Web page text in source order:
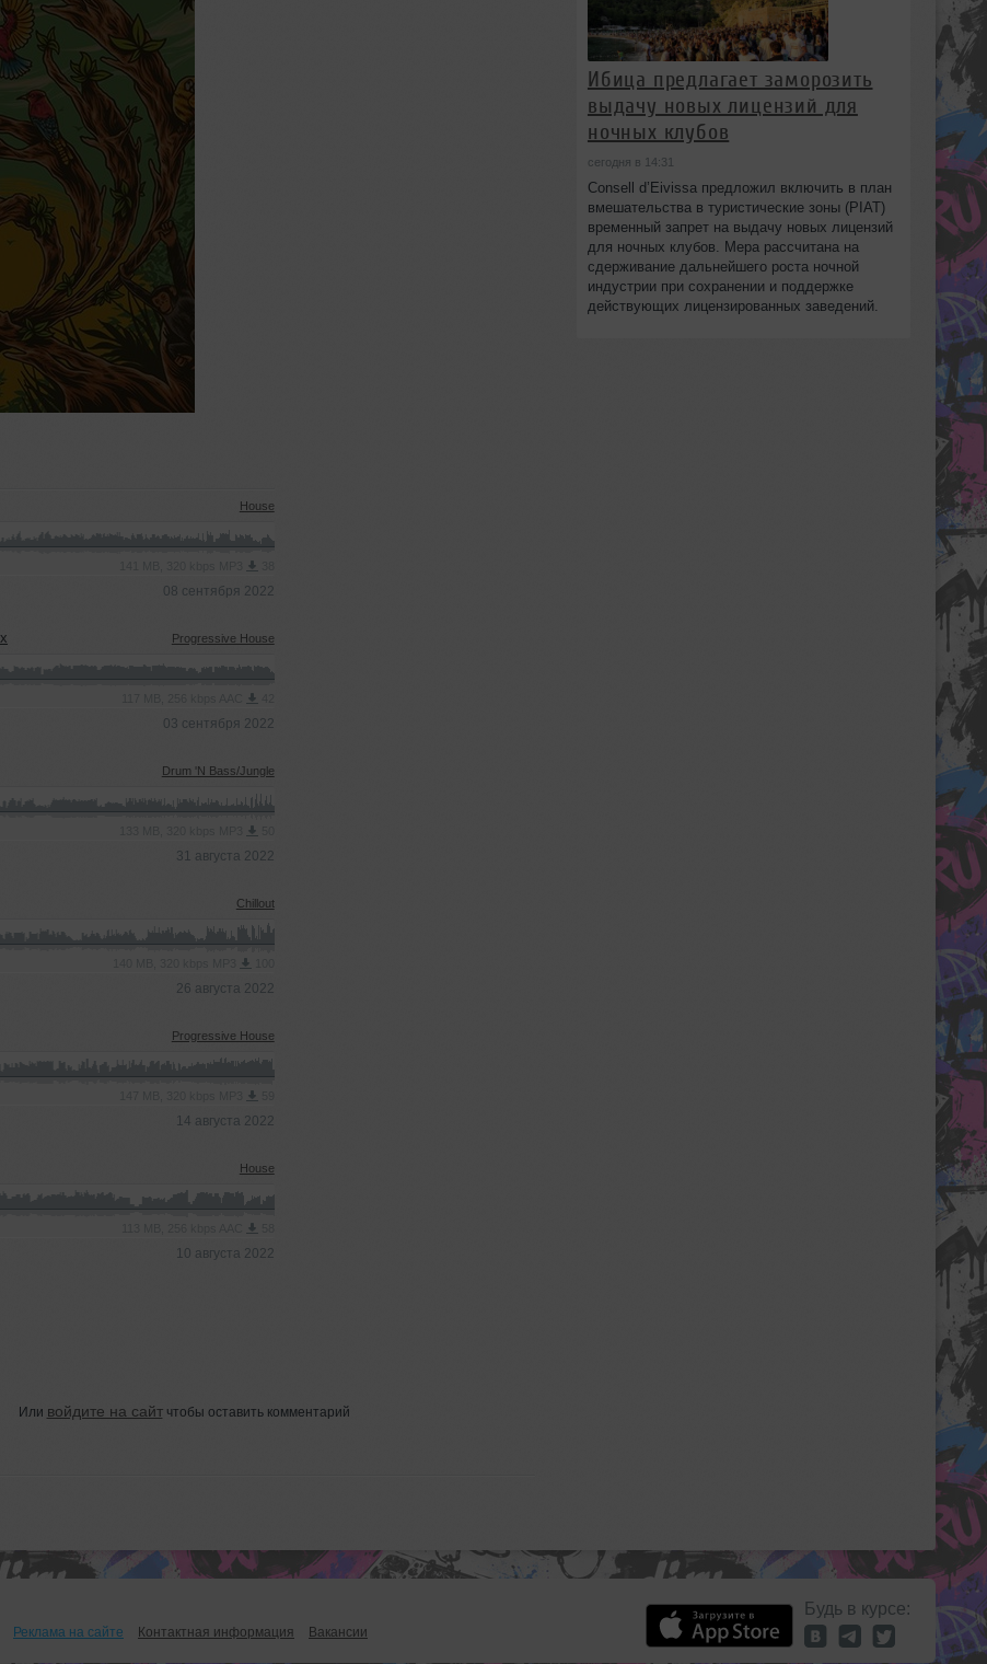
House
08 сентября 2022
Progressive House
03 сентября 2022
Drum 'N Bass/Jungle
31 августа 2022
Chillout
26 августа 2022
Progressive House
14 августа 2022
House
10 августа 2022
Или войдите на сайтчтобы оставить комментарий
Ибица предлагает заморозить
выдачу новых лицензий для
ночных клубов
сегодня в 14:31
Consell d’Eivissa предложил включить в план
вмешательства в туристические зоны (PIAT)
временный запрет на выдачу новых лицензий
для ночных клубов. Мера рассчитана на
сдерживание дальнейшего роста ночной
индустрии при сохранении и поддержке
действующих лицензированных заведений.
Реклама на сайте Контактная информация Вакансии
Будь в курсе: